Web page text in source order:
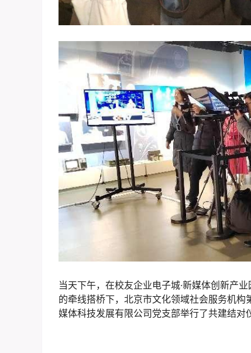
当天下午，在校友企业电子城·新媒体创新产
的牵线搭桥下，北京市文化领域社会服务机
媒体科技发展有限公司党支部举行了共建结对